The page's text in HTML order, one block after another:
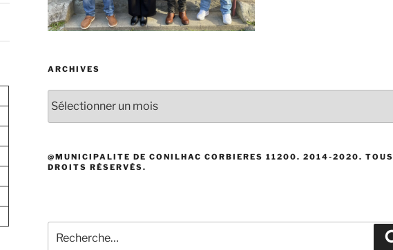
ARCHIVES
@MUNICIPALITE DE CONILHAC CORBIERES 11200. 2014-2020. TOUS
DROITS RÉSERVÉS.
pour